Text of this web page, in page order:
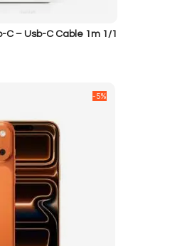
C – Usb-C Cable 1m 1/1
-5%